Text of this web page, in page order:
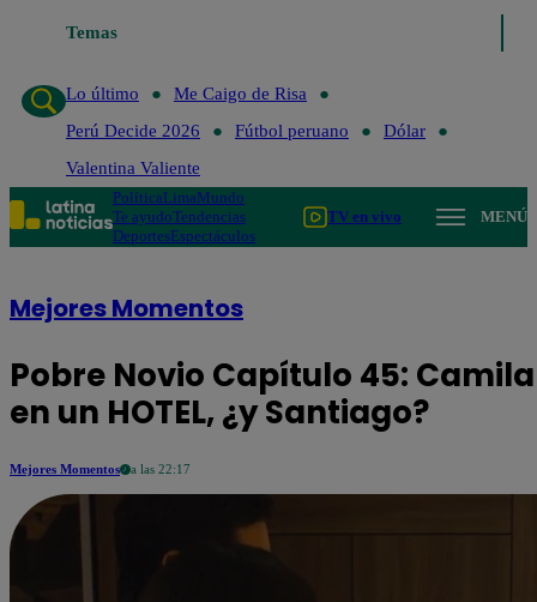
Temas
Lo último
Me Caigo de Risa
Perú Decide 2026
Fútbol peruano
Dólar
Valentina Valiente
PolíticaLimaMundo
Te ayudoTendencias
DeportesEspectáculos
TV en vivo MENÚ
Mejores Momentos
Pobre Novio Capítulo 45:
en un HOTEL, ¿y Santiago?
Mejores Momentos a las 22:17